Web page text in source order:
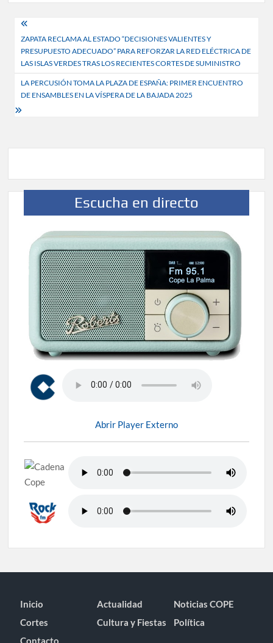
Navegación
de
entradas
ZAPATA RECLAMA AL ESTADO “DECISIONES VALIENTES Y
PRESUPUESTO ADECUADO” PARA REFORZAR LA RED ELÉCTRICA DE
LAS ISLAS VERDES TRAS LOS RECIENTES CORTES DE SUMINISTRO
LA PERCUSIÓN TOMA LA PLAZA DE ESPAÑA: PRIMER ENCUENTRO
DE ENSAMBLES EN LA VÍSPERA DE LA BAJADA 2025
Escucha en directo
Abrir Player Externo
Inicio Actualidad
Noticias COPE
Cortes
Cultura y Fiestas
Política
Contacto